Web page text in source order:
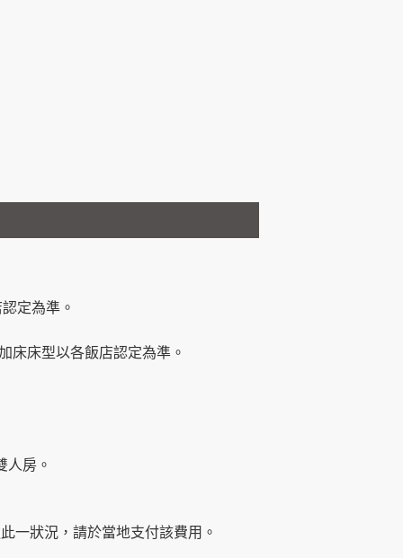
定為準。
床床型以各飯店認定為準。
人房。
一狀況，請於當地支付該費用。